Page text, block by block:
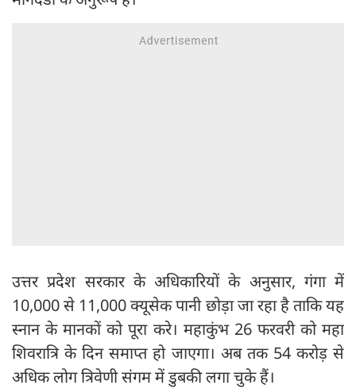
उत्तर प्रदेश सरकार के अधिकारियों के अनुसार, गंगा में
10,000 से 11,000 क्यूसेक पानी छोड़ा जा रहा है ताकि यह
स्नान के मानकों को पूरा करे। महाकुंभ 26 फरवरी को महा
शिवरात्रि के दिन समाप्त हो जाएगा। अब तक 54 करोड़ से
अधिक लोग त्रिवेणी संगम में डुबकी लगा चुके हैं।